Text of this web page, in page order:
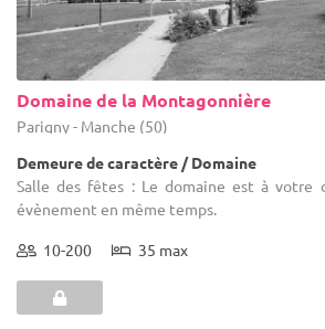
Domaine de la Montagonnière
Parigny - Manche (50)
Demeure de caractère / Domaine
Salle des fêtes : Le domaine est à votre
évènement en même temps.
10-200 35 max